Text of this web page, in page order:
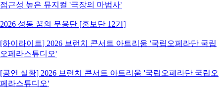
접근성 높은 뮤지컬 '극장의 마법사'
2026 성동 꿈의 무용단 [홍보단 12기]
[하이라이트] 2026 브런치 콘서트 아트리움 '국립오페라단 국립
오페라스튜디오'
[공연 실황] 2026 브런치 콘서트 아트리움 '국립오페라단 국립오
페라스튜디오'